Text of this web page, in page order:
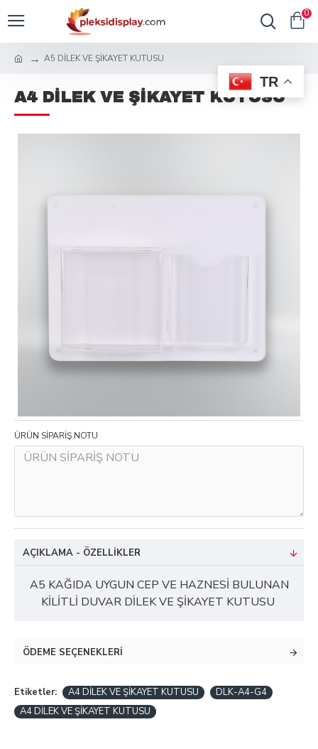
TR
0
A5 DİLEK VE ŞİKAYET KUTUSU
A4 DİLEK VE ŞİKAYET KUTUSU
ÜRÜN SİPARİŞ NOTU
AÇIKLAMA - ÖZELLIKLER
A5 KAĞIDA UYGUN CEP VE HAZNESİ BULUNAN
KİLİTLİ DUVAR DİLEK VE ŞİKAYET KUTUSU
ÖDEME SEÇENEKLERI
Etiketler: A4 DİLEK VE ŞİKAYET KUTUSU
DLK-A4-G4
A4 DİLEK VE ŞİKAYET KUTUSU